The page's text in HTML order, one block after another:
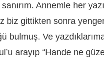
Annemle her
biz gittikten sonra
bulmuş. Ve
arayıp “Hande ne